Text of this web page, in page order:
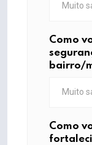
Como
bairro/
Como